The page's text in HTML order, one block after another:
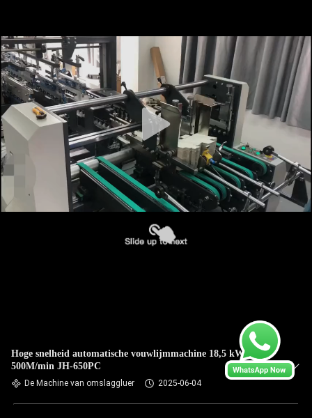
Hoge snelheid automatische vouwlijmmachine 18,5 kW 0 -
500M/min JH-650PC
De Machine van omslaggluer 2025-06-04